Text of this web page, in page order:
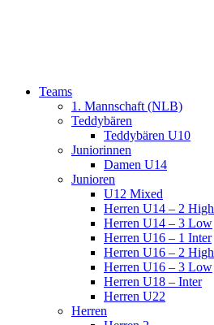
Teams
1. Mannschaft (NLB)
Teddybären
Teddybären U10
Juniorinnen
Damen U14
Junioren
U12 Mixed
Herren U14 – 2 High
Herren U14 – 3 Low
Herren U16 – 1 Inter
Herren U16 – 2 High
Herren U16 – 3 Low
Herren U18 – Inter
Herren U22
Herren